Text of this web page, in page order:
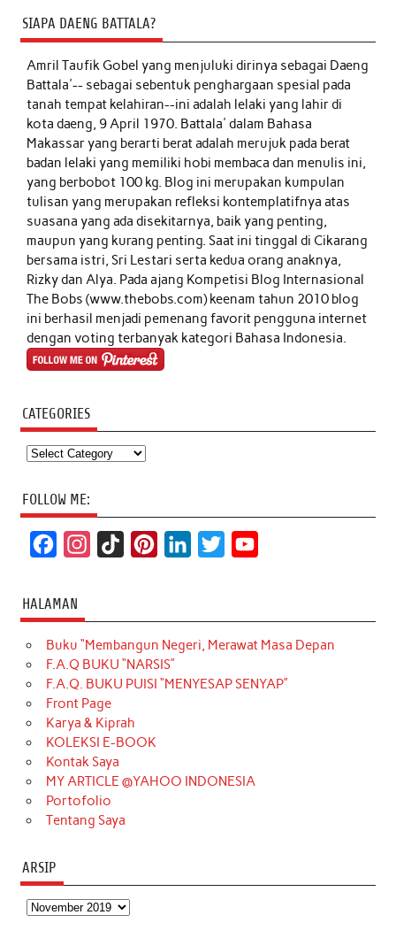
SIAPA DAENG BATTALA?
Amril Taufik Gobelyang menjuluki dirinya sebagai Daeng
Battala'-- sebagai sebentuk penghargaan spesial pada
tanah tempat kelahiran--ini adalah lelaki yang lahir di
kota daeng, 9 April 1970. Battala' dalam Bahasa
Makassar yang berarti berat adalah merujuk pada berat
badan lelaki yang memiliki hobi membaca dan menulis ini,
yang berbobot 100 kg. Blog ini merupakan kumpulan
tulisan yang merupakan refleksi kontemplatifnya atas
suasana yang ada disekitarnya, baik yang penting,
maupun yang kurang penting. Saat ini tinggal di Cikarang
bersama istri, Sri Lestari serta kedua orang anaknya,
Rizky dan Alya. Pada ajang Kompetisi Blog Internasional
The Bobs (www.thebobs.com) keenam tahun 2010 blog
ini berhasil menjadi pemenang favorit pengguna internet
dengan voting terbanyak kategori Bahasa Indonesia.
CATEGORIES
Categories
FOLLOW ME:
c
e
b
o
o
k
t
a
g
r
a
m
T
o
k
t
e
r
k
e
d
t
t
e
T
u
b
HALAMAN
Buku “Membangun Negeri, Merawat Masa Depan
F.A.Q BUKU “NARSIS”
F.A.Q. BUKU PUISI “MENYESAP SENYAP”
Front Page
Karya & Kiprah
KOLEKSI E-BOOK
Kontak Saya
MY ARTICLE @YAHOO INDONESIA
Portofolio
Tentang Saya
ARSIP
Arsip